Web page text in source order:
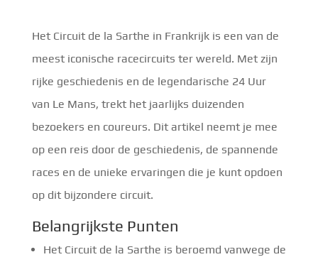
Het Circuit de la Sarthe in Frankrijk is een van de
meest iconische racecircuits ter wereld. Met zijn
rijke geschiedenis en de legendarische 24 Uur
van Le Mans, trekt het jaarlijks duizenden
bezoekers en coureurs. Dit artikel neemt je mee
op een reis door de geschiedenis, de spannende
races en de unieke ervaringen die je kunt opdoen
op dit bijzondere circuit.
Belangrijkste Punten
Het Circuit de la Sarthe is beroemd vanwege de